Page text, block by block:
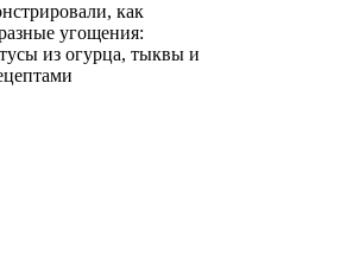
как
угощения:
из огурца, тыквы и